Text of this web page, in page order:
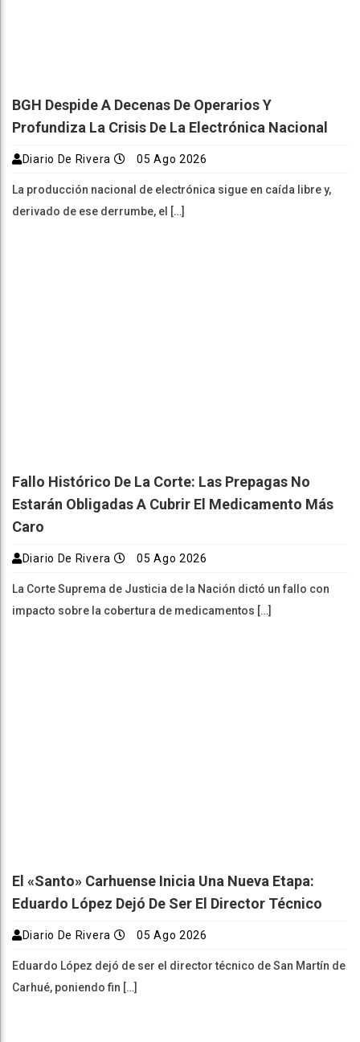
BGH Despide A Decenas De Operarios Y
Profundiza La Crisis De La Electrónica Nacional
Diario De Rivera 05 Ago 2026
La producción nacional de electrónica sigue en caída libre y,
derivado de ese derrumbe, el […]
Fallo Histórico De La Corte: Las Prepagas No
Estarán Obligadas A Cubrir El Medicamento Más
Caro
Diario De Rivera 05 Ago 2026
La Corte Suprema de Justicia de la Nación dictó un fallo con
impacto sobre la cobertura de medicamentos […]
El «Santo» Carhuense Inicia Una Nueva Etapa:
Eduardo López Dejó De Ser El Director Técnico
Diario De Rivera 05 Ago 2026
Eduardo López dejó de ser el director técnico de San Martín de
Carhué, poniendo fin […]